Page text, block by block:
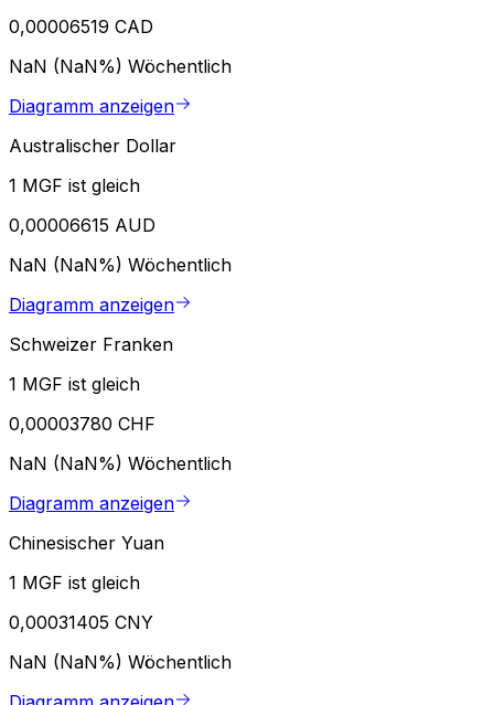
0,00006519 CAD
NaN (NaN%) Wöchentlich
Diagramm anzeigen
Australischer Dollar
1 MGF ist gleich
0,00006615 AUD
NaN (NaN%) Wöchentlich
Diagramm anzeigen
Schweizer Franken
1 MGF ist gleich
0,00003780 CHF
NaN (NaN%) Wöchentlich
Diagramm anzeigen
Chinesischer Yuan
1 MGF ist gleich
0,00031405 CNY
NaN (NaN%) Wöchentlich